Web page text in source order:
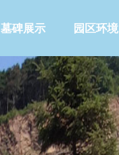
墓碑展示 园区环境